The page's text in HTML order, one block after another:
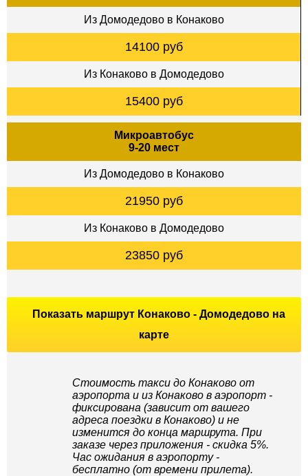
Из Домодедово в Конаково
14100 руб
Из Конаково в Домодедово
15400 руб
Микроавтобус
9-20 мест
Из Домодедово в Конаково
21950 руб
Из Конаково в Домодедово
23850 руб
Показать маршрут Конаково - Домодедово на
карте
Стоимость такси до Конаково от
аэропорта и из Конаково в аэропорт -
фиксирована (зависит от вашего
адреса поездки в Конаково) и не
изменится до конца маршрута. При
заказе через приложения - скидка 5%.
Час ожидания в аэропорту -
бесплатно (от времени прилета).